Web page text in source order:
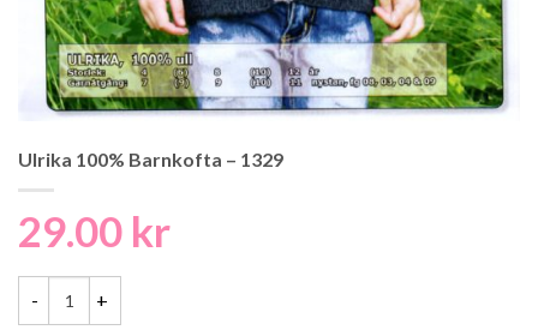
Ulrika 100% Barnkofta – 1329
29.00 kr